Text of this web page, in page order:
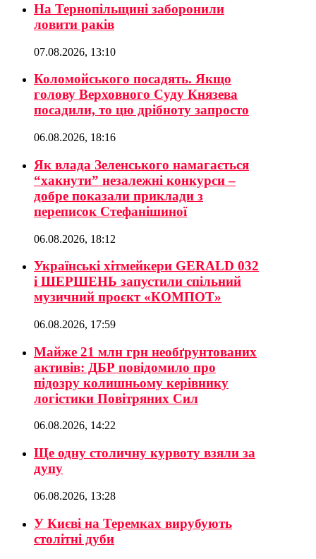
На Тернопільщині заборонили
ловити раків
07.08.2026, 13:10
Коломойського посадять. Якщо
голову Верховного Суду Князева
посадили, то цю дрібноту запросто
06.08.2026, 18:16
Як влада Зеленського намагається
“хакнути” незалежні конкурси –
добре показали приклади з
переписок Стефанішиної
06.08.2026, 18:12
Українські хітмейкери GERALD 032
і ШЕРШЕНЬ запустили спільний
музичний проєкт «КОМПОТ»
06.08.2026, 17:59
Майже 21 млн грн необґрунтованих
активів: ДБР повідомило про
підозру колишньому керівнику
логістики Повітряних Сил
06.08.2026, 14:22
Ще одну столичну курвоту взяли за
дупу
06.08.2026, 13:28
У Києві на Теремках вирубують
столітні дуби